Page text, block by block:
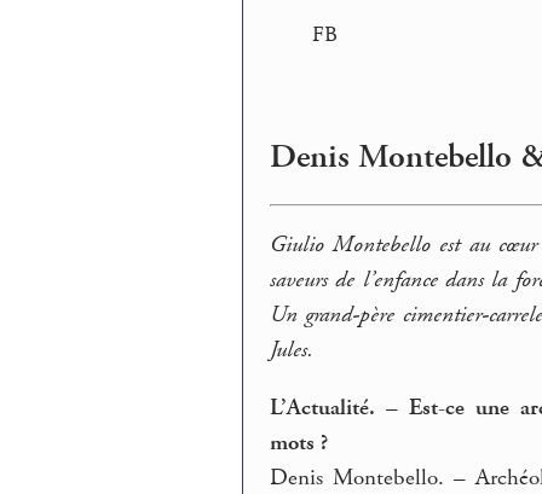
FB
Denis Montebello
Giulio Montebello est au
saveurs de l’enfance dans la
Un grand-père cimentier-
Jules.
L’Actualité. – Est-ce une
mots ?
Denis Montebello. –